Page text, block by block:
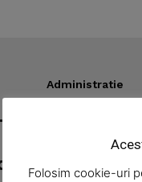
Administratie
Folosim cookie-uri